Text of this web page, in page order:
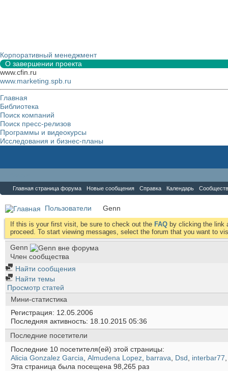
Корпоративный менеджмент
О завершении проекта
www.cfin.ru
www.marketing.spb.ru
Главная
Библиотека
Поиск компаний
Поиск пресс-релизов
Программы и видеокурсы
Исследования и бизнес-планы
Главная страница форума Новые сообщения Справка Календарь
Пользователи Genn
If this is your first visit, be sure to check out the FAQ by clicking the link
proceed. To start viewing messages, select the forum that you want to
Genn
Член сообщества
Найти сообщения
Найти темы
Просмотр статей
Мини-статистика
Регистрация
12.05.2006
Последняя активность 18.10.2015 05:36
Последние посетители
Последние 10 посетителя(ей) этой страницы:
Alicia Gonzalez Garcia Almudena Lopez barrava Dsd interbar77
Эта страница была посещена 98,265 раз